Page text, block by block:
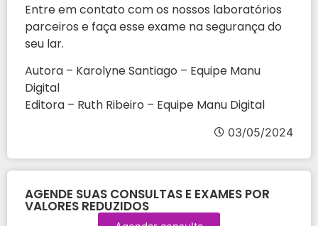
Entre em contato com os nossos laboratórios
parceiros e faça esse exame na segurança do
seu lar.
Autora – Karolyne Santiago – Equipe Manu
Digital
Editora – Ruth Ribeiro – Equipe Manu Digital
03/05/2024
AGENDE SUAS CONSULTAS E EXAMES POR
VALORES REDUZIDOS